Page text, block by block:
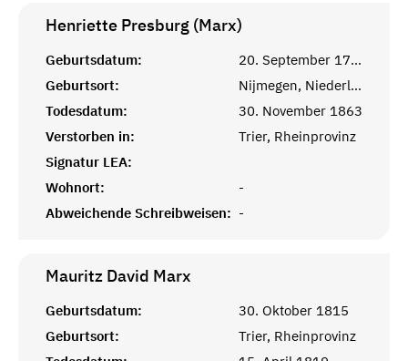
Henriette Presburg (Marx)
Geburtsdatum:
20. September 1788
Geburtsort:
Nijmegen, Niederlande
Todesdatum:
30. November 1863
Verstorben in:
Trier, Rheinprovinz
Signatur LEA:
Wohnort:
-
Abweichende Schreibweisen: -
Mauritz David Marx
Geburtsdatum:
30. Oktober 1815
Geburtsort:
Trier, Rheinprovinz